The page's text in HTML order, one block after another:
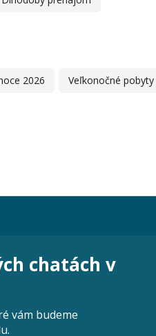
2026 Veľkonočné pobyty
chatách v
vám budeme